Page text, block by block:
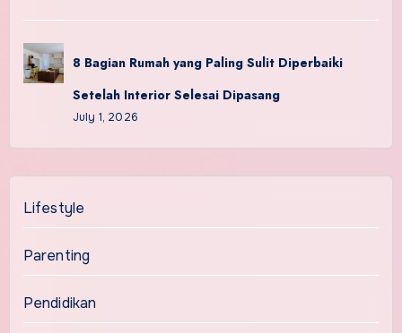
8 Bagian Rumah yang Paling Sulit Diperbaiki
Setelah Interior Selesai Dipasang
July 1, 2026
Lifestyle
Parenting
Pendidikan